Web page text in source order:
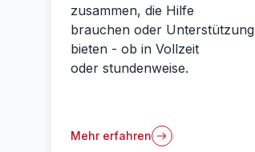
zusammen, die Hilfe
brauchen oder Unterstützung
bieten - ob in Vollzeit
oder stundenweise.
Mehr erfahren